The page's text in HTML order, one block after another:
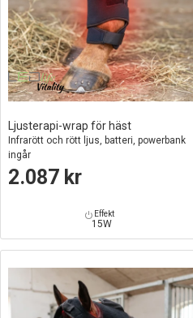
Ljusterapi-wrap för häst
Infrarött och rött ljus, batteri, powerbank
ingår
2.087 kr
Effekt
15W